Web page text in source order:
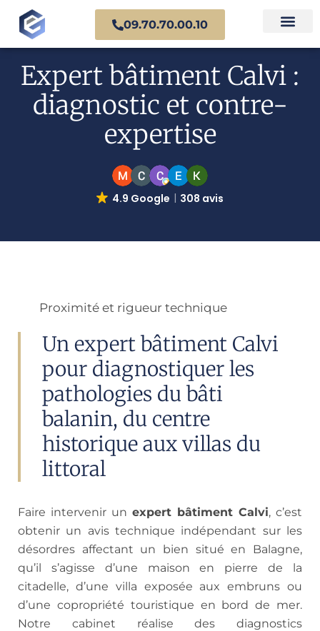
09.70.70.00.10
Expert bâtiment Calvi :
diagnostic et contre-
expertise
4.9 Google 308 avis
Proximité et rigueur technique
Un expert bâtiment Calvi
pour diagnostiquer les
pathologies du bâti
balanin, du centre
historique aux villas du
littoral
Faire intervenir un expert bâtiment Calvi, c’est
obtenir un avis technique indépendant sur les
désordres affectant un bien situé en Balagne,
qu’il s’agisse d’une maison en pierre de la
citadelle, d’une villa exposée aux embruns ou
d’une copropriété touristique en bord de mer.
Notre cabinet réalise des diagnostics